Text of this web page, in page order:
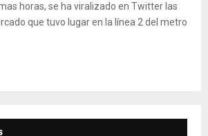
horas, se ha viralizado en Twitter las
que tuvo lugar en la línea 2 del metro